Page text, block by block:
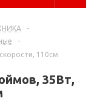
-
-
110см
35Вт,